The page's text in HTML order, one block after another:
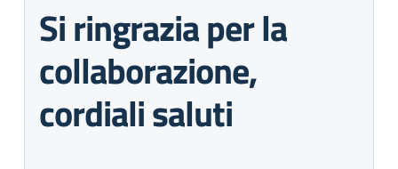
Si ringrazia per la
collaborazione,
cordiali saluti